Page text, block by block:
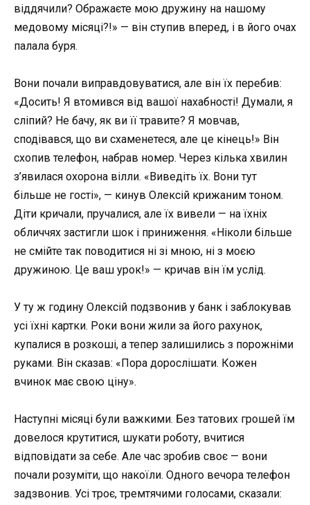
віддячили? Ображаєте мою дружину на нашому
медовому місяці?!» — він ступив вперед, і в його очах
палала буря.
Вони почали виправдовуватися, але він їх перебив:
«Досить! Я втомився від вашої нахабності! Думали, я
сліпий? Не бачу, як ви її травите? Я мовчав,
сподівався, що ви схаменетеся, але це кінець!» Він
схопив телефон, набрав номер. Через кілька хвилин
з’явилася охорона вілли. «Виведіть їх. Вони тут
більше не гості», — кинув Олексій крижаним тоном.
Діти кричали, пручалися, але їх вивели — на їхніх
обличчях застигли шок і приниження. «Ніколи більше
не смійте так поводитися ні зі мною, ні з моєю
дружиною. Це ваш урок!» — кричав він їм услід.
У ту ж годину Олексій подзвонив у банк і заблокував
усі їхні картки. Роки вони жили за його рахунок,
купалися в розкоші, а тепер залишились з порожніми
руками. Він сказав: «Пора дорослішати. Кожен
вчинок має свою ціну».
Наступні місяці були важкими. Без татових грошей їм
довелося крутитися, шукати роботу, вчитися
відповідати за себе. Але час зробив своє — вони
почали розуміти, що накоїли. Одного вечора телефон
задзвонив. Усі троє, тремтячими голосами, сказали: